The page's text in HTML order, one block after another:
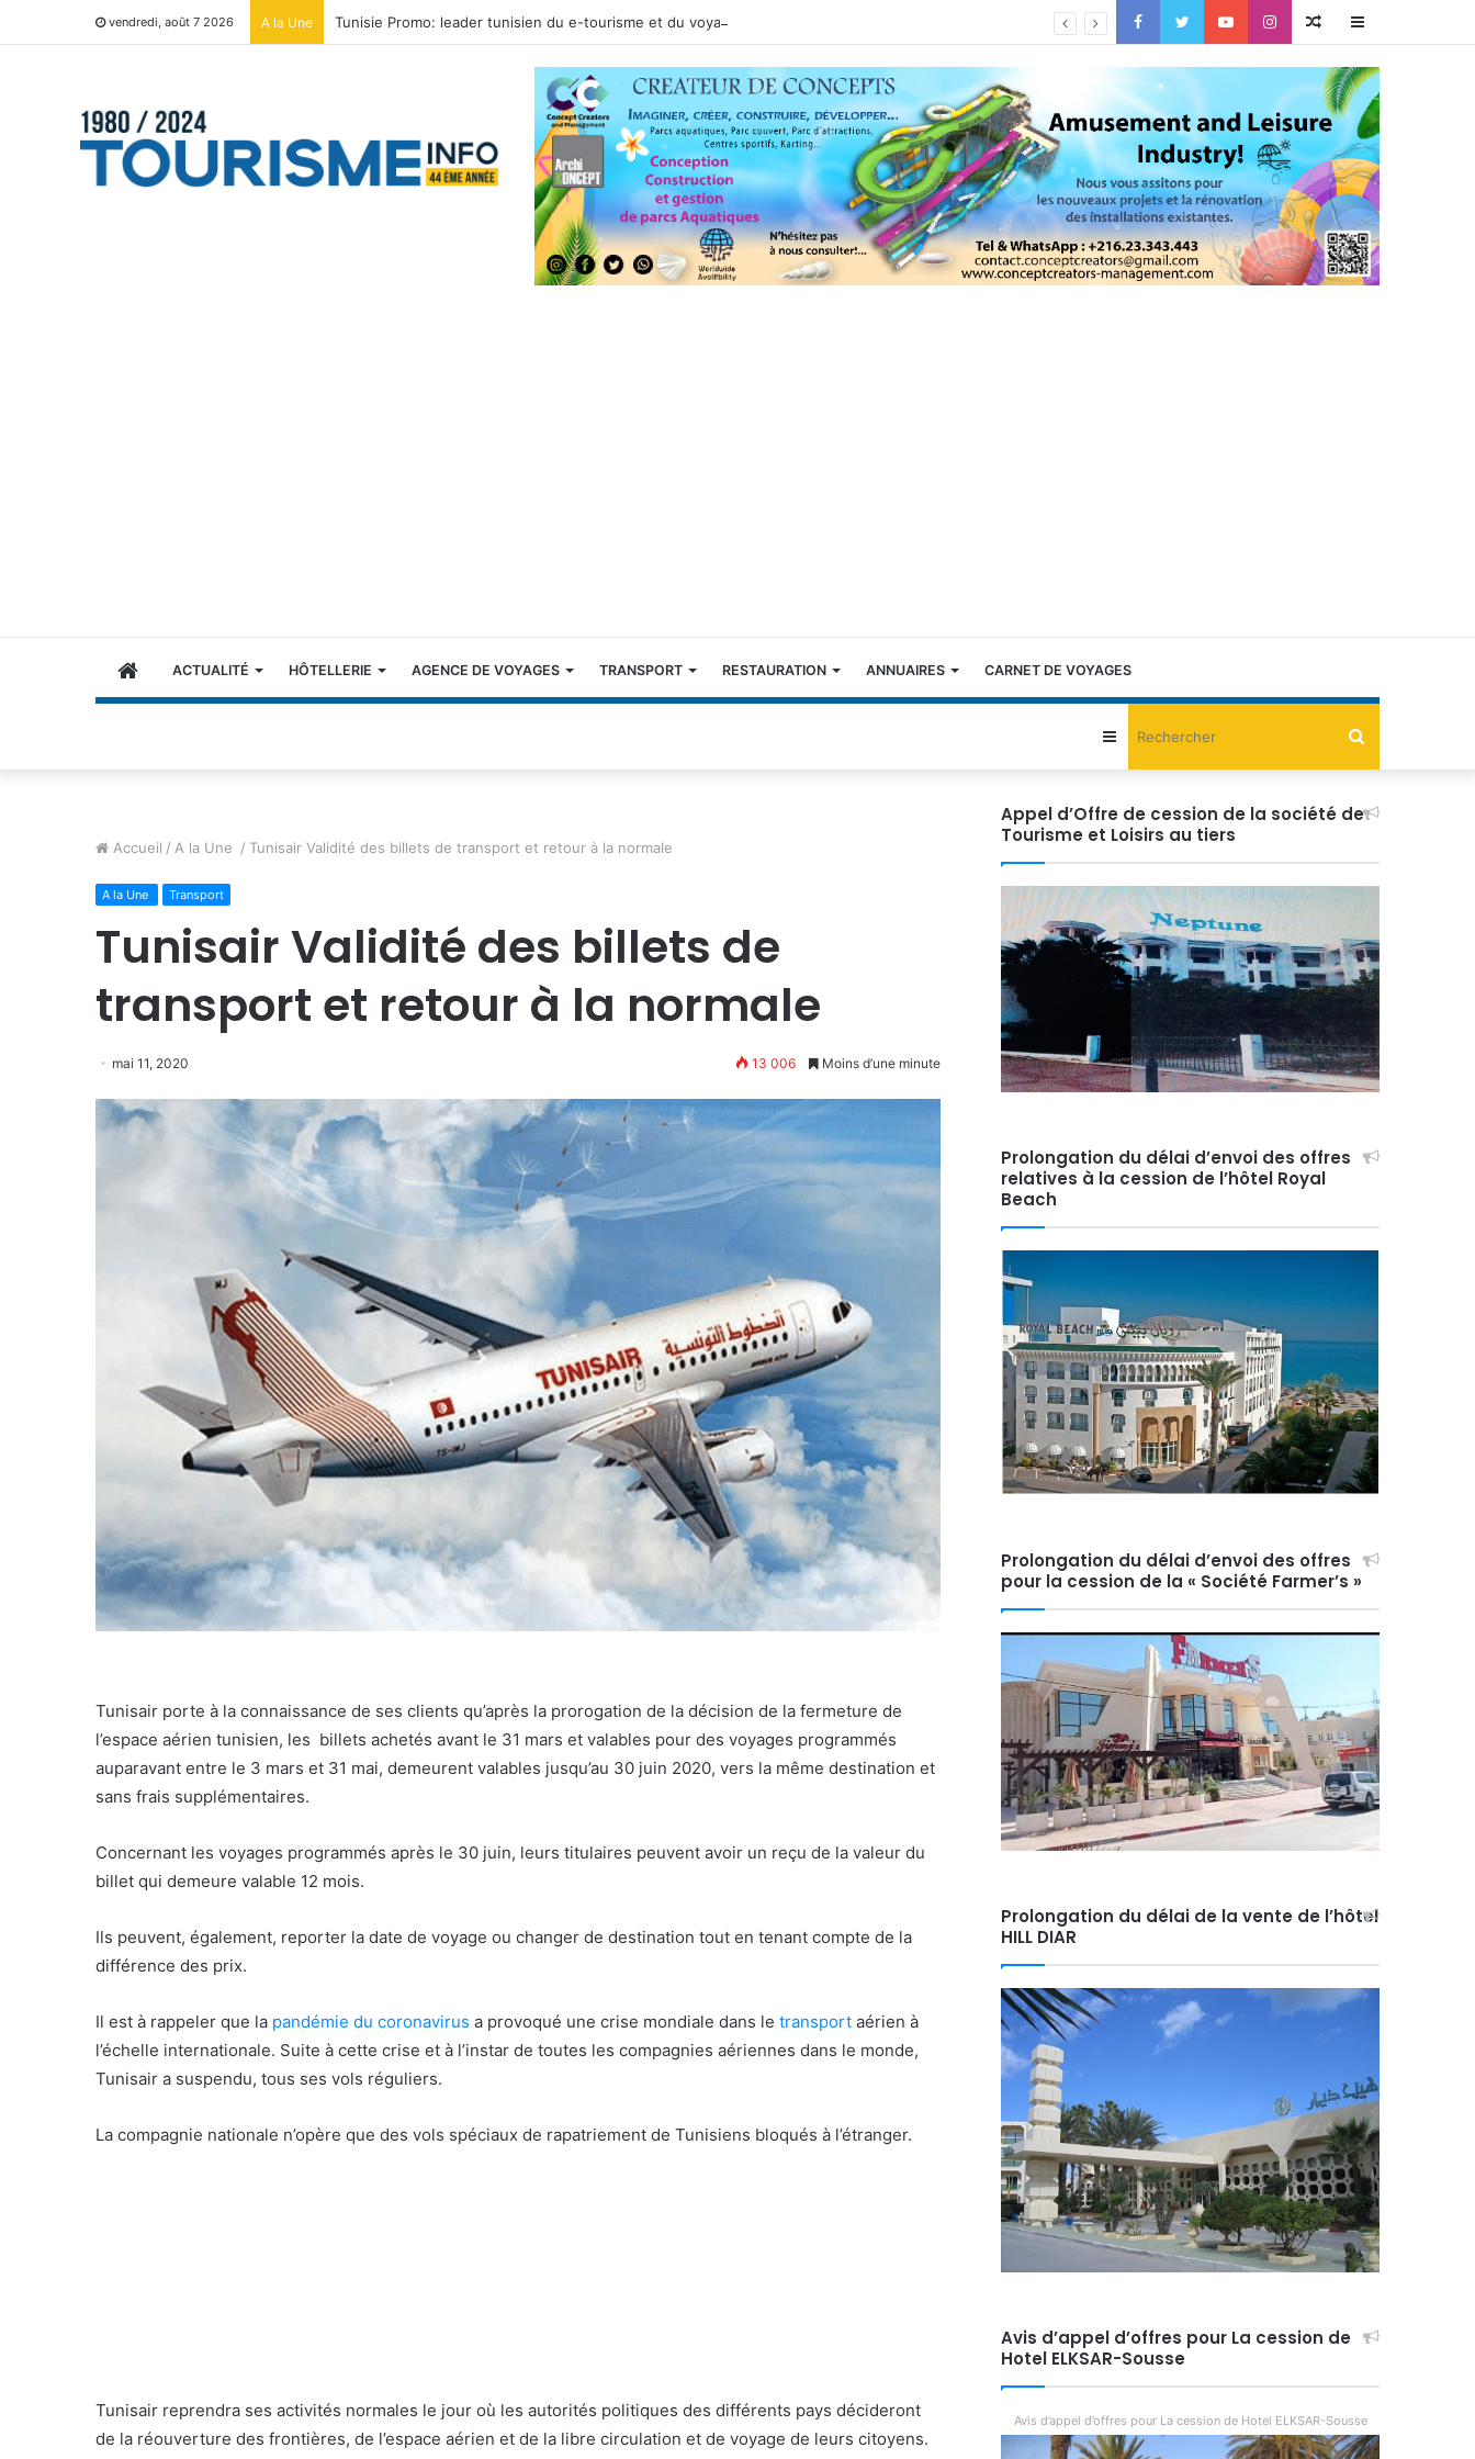
vendredi, août 7 2026 A la Une Tunisie Promo: leader tunisien du e-tourisme et du voyage sur mesure Sidebar
(barre
latérale)
Article
Aléatoire
Instagram
YouTube
Twitter
Facebook
ACCUEILACTUALITÉ HÔTELLERIE AGENCE DE VOYAGES TRANSPORT RESTAURATION ANNUAIRES CARNET DE VOYAGES
Sidebar
latérale)
Accueil / A la Une / Tunisair Validité des billets de transport et retour à la normale
A la Une Transport
Tunisair Validité des billets de
transport et retour à la normale
mai 11, 2020 13 006 Moins d’une minute
Tunisair porte à la connaissance de ses clients qu’après la prorogation de la décision de la fermeture de
l’espace aérien tunisien, les billets achetés avant le 31 mars et valables pour des voyages programmés
auparavant entre le 3 mars et 31 mai, demeurent valables jusqu’au 30 juin 2020, vers la même destination et
sans frais supplémentaires.
Concernant les voyages programmés après le 30 juin, leurs titulaires peuvent avoir un reçu de la valeur du
billet qui demeure valable 12 mois.
Ils peuvent, également, reporter la date de voyage ou changer de destination tout en tenant compte de la
différence des prix.
Il est à rappeler que la pandémie du coronavirus a provoqué une crise mondiale dans le transport aérien à
l’échelle internationale. Suite à cette crise et à l’instar de toutes les compagnies aériennes dans le monde,
Tunisair a suspendu, tous ses vols réguliers.
La compagnie nationale n’opère que des vols spéciaux de rapatriement de Tunisiens bloqués à l’étranger.
Tunisair reprendra ses activités normales le jour où les autorités politiques des différents pays décideront
de la réouverture des frontières, de l’espace aérien et de la libre circulation et de voyage de leurs citoyens.
T
r
Appel d’Offre de cession de la société de
Tourisme et Loisirs au tiers
Prolongation du délai d’envoi des offres
relatives à la cession de l’hôtel Royal
Beach
Prolongation du délai d’envoi des offres
pour la cession de la « Société Farmer’s »
Prolongation du délai de la vente de l’hôtel
HILL DIAR
Avis d’appel d’offres pour La cession de
Hotel ELKSAR-Sousse
Avis d’appel d’offres pour La cession de Hotel ELKSAR-Sousse